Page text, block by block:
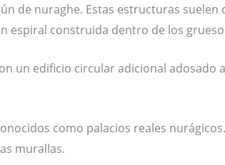
de nuraghe. Estas estructuras suelen
espiral construida dentro de los
un edificio circular adicional adosado
como palacios reales
murallas.